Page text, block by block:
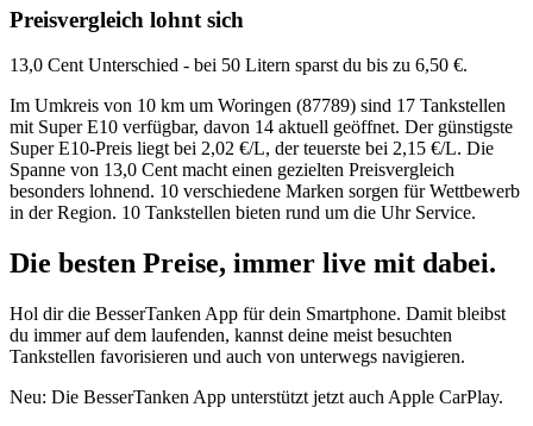
Preisvergleich lohnt sich
13,0 Cent Unterschied - bei 50 Litern sparst du bis zu 6,50 €.
Im Umkreis von 10 km um Woringen (87789) sind 17 Tankstellen
mit Super E10 verfügbar, davon 14 aktuell geöffnet. Der günstigste
Super E10-Preis liegt bei 2,02 €/L, der teuerste bei 2,15 €/L. Die
Spanne von 13,0 Cent macht einen gezielten Preisvergleich
besonders lohnend. 10 verschiedene Marken sorgen für Wettbewerb
in der Region. 10 Tankstellen bieten rund um die Uhr Service.
Die besten Preise, immer live mit dabei.
Hol dir die BesserTanken App für dein Smartphone. Damit bleibst
du immer auf dem laufenden, kannst deine meist besuchten
Tankstellen favorisieren und auch von unterwegs navigieren.
Neu: Die BesserTanken App unterstützt jetzt auch Apple CarPlay.